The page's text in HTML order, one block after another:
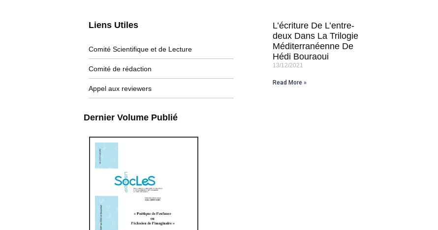
Liens Utiles​
Comité Scientifique et de Lecture
Comité de rédaction
Appel aux reviewers
Dernier Volume Publié
L’écriture De L’entre-
deux Dans La Trilogie
Méditerranéenne De
Hédi Bouraoui
13/12/2021
Read More »